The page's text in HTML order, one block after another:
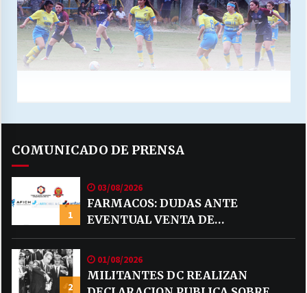
COMUNICADO DE PRENSA
1
03/08/2026
FARMACOS: DUDAS ANTE
EVENTUAL VENTA DE
MEDICAMENTOS POR MERCADO
LIBRE
2
01/08/2026
MILITANTES DC REALIZAN